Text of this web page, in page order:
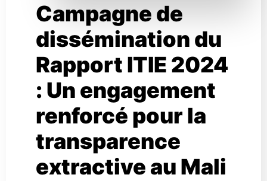
Campagne de
dissémination du
Rapport ITIE 2024
: Un engagement
renforcé pour la
transparence
extractive au Mali